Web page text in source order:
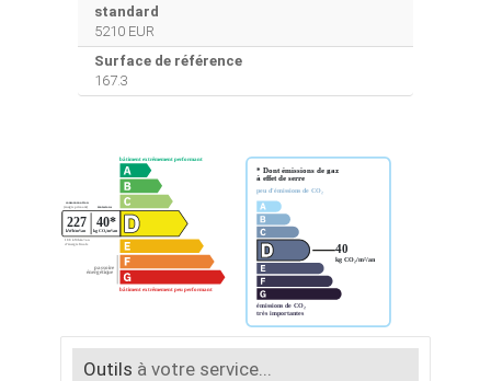
standard
5210 EUR
Surface de référence
167.3
Outils à votre service...